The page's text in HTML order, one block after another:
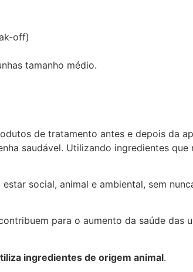
off)
tamanho médio.
de tratamento antes e depois da
saudável. Utilizando ingredientes
social, animal e ambiental, sem
para o aumento da saúde das
ingredientes de origem animal.